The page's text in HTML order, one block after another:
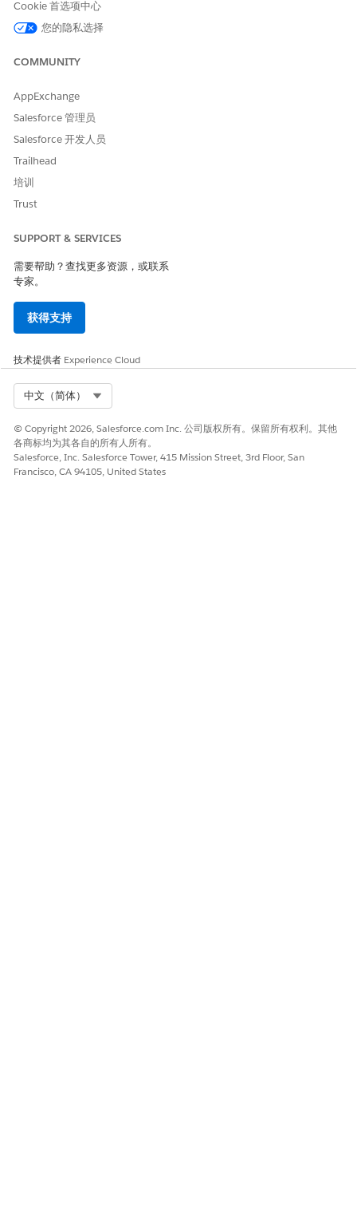
此服务流程包含自动处理服务请求的履行流。您可以在 Flow
检查。
备注经理批准后，流会在指定的云环境中配置虚拟机。
集成
此集成，请配置 Microsoft Azure 凭据。要了解有关此第三方连接
是 否
Cookie 首选项中心
您的隐私选择
COMMUNITY
AppExchange
Salesforce 管理员
Salesforce 开发人员
Trailhead
培训
Trust
SUPPORT & SERVICES
需要帮助？查找更多资源，或联系
专家。
获得支持
技术提供者 Experience Cloud
中文（简体）
© Copyright 2026, Salesforce.com Inc. 公司版权所有。保留所有权利。其他
各商标均为其各自的所有人所有。
Salesforce, Inc. Salesforce Tower, 415 Mission Street, 3rd Floor, San
Francisco, CA 94105, United States